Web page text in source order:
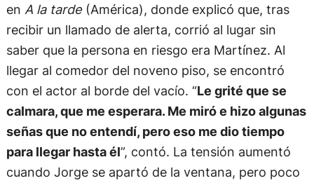
en A la tarde(América), donde explicó que, tras
recibir un llamado de alerta, corrió al lugar sin
saber que la persona en riesgo era Martínez. Al
llegar al comedor del noveno piso, se encontró
con el actor al borde del vacío. “Le grité que se
calmara, que me esperara. Me miró e hizo algunas
señas que no entendí, pero eso me dio tiempo
para llegar hasta él”, contó. La tensión aumentó
cuando Jorge se apartó de la ventana, pero poco